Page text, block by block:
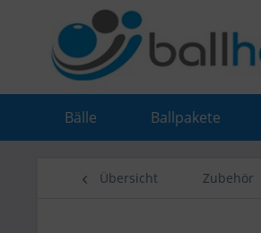
Bälle Ballpakete
Übersicht Zubehör